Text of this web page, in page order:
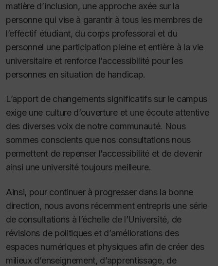
matière d’inclusion, une approche axée sur la
personne qui vise à garantir à tous les membres de
l’effectif étudiant, du corps professoral et du
personnel une participation pleine et entière à la vie
universitaire et renforce l’accessibilité pour les
personnes en situation de handicap.
L’apport de changements significatifs sur le campus
exige une culture d’ouverture et une écoute attentive
des diverses voix de notre communauté. Nous
sommes conscients que nos consultations nous
permettent de repenser l’accessibilité et de devenir
ainsi une université toujours meilleure.
Ainsi, pour continuer à progresser dans la bonne
direction, nous avons récemment entrepris une série
de consultations à l’échelle de l’Université, de
révisions de politiques et d’améliorations des
espaces numériques et physiques afin de créer des
milieux d’enseignement, d’apprentissage, de